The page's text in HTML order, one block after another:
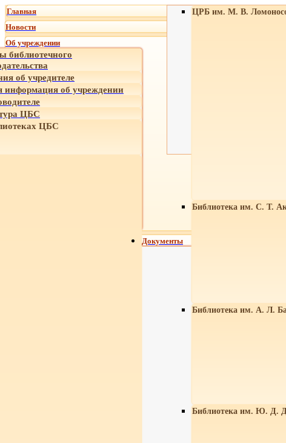
Главная
Новости
Об учреждении
библиотечного
об учредителе
об учреждении
ЦБС
ЦБС
ЦРБ им. М. В.
Библиотека им. С. Т.
Библиотека им. А. Л.
Библиотека им. Ю. Д.
Документы